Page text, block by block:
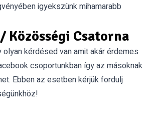
igyekszünk mihamarabb
Közösségi Csatorna
kérdésed van amit akár érdemes
csoportunkban így az másoknak
Ebben az esetben kérjükfordulj